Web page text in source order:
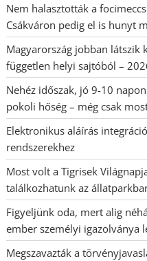
Nem halasztották a
Csákváron pedig el is hunyt
Magyarország jobban látszik
független helyi sajtóból –
Nehéz időszak, jó 9-10
pokoli hőség – még csak
Elektronikus aláírás
rendszerekhez
Most volt a Tigrisek
találkozhatunk az
Figyeljünk oda, mert alig
ember személyi igazolványa
Megszavazták a